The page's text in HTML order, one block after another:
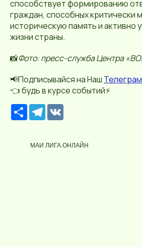
способствует формированию
граждан, способных критически
историческую память и активно
жизни страны.
📸Фото: пресс-служба Центра
📢Подписывайся на Наш
👈 будь в курсе событий⚡️
Р
е
р
с
T
e
g
r
МАИ ЛИГА.ОНЛАЙН